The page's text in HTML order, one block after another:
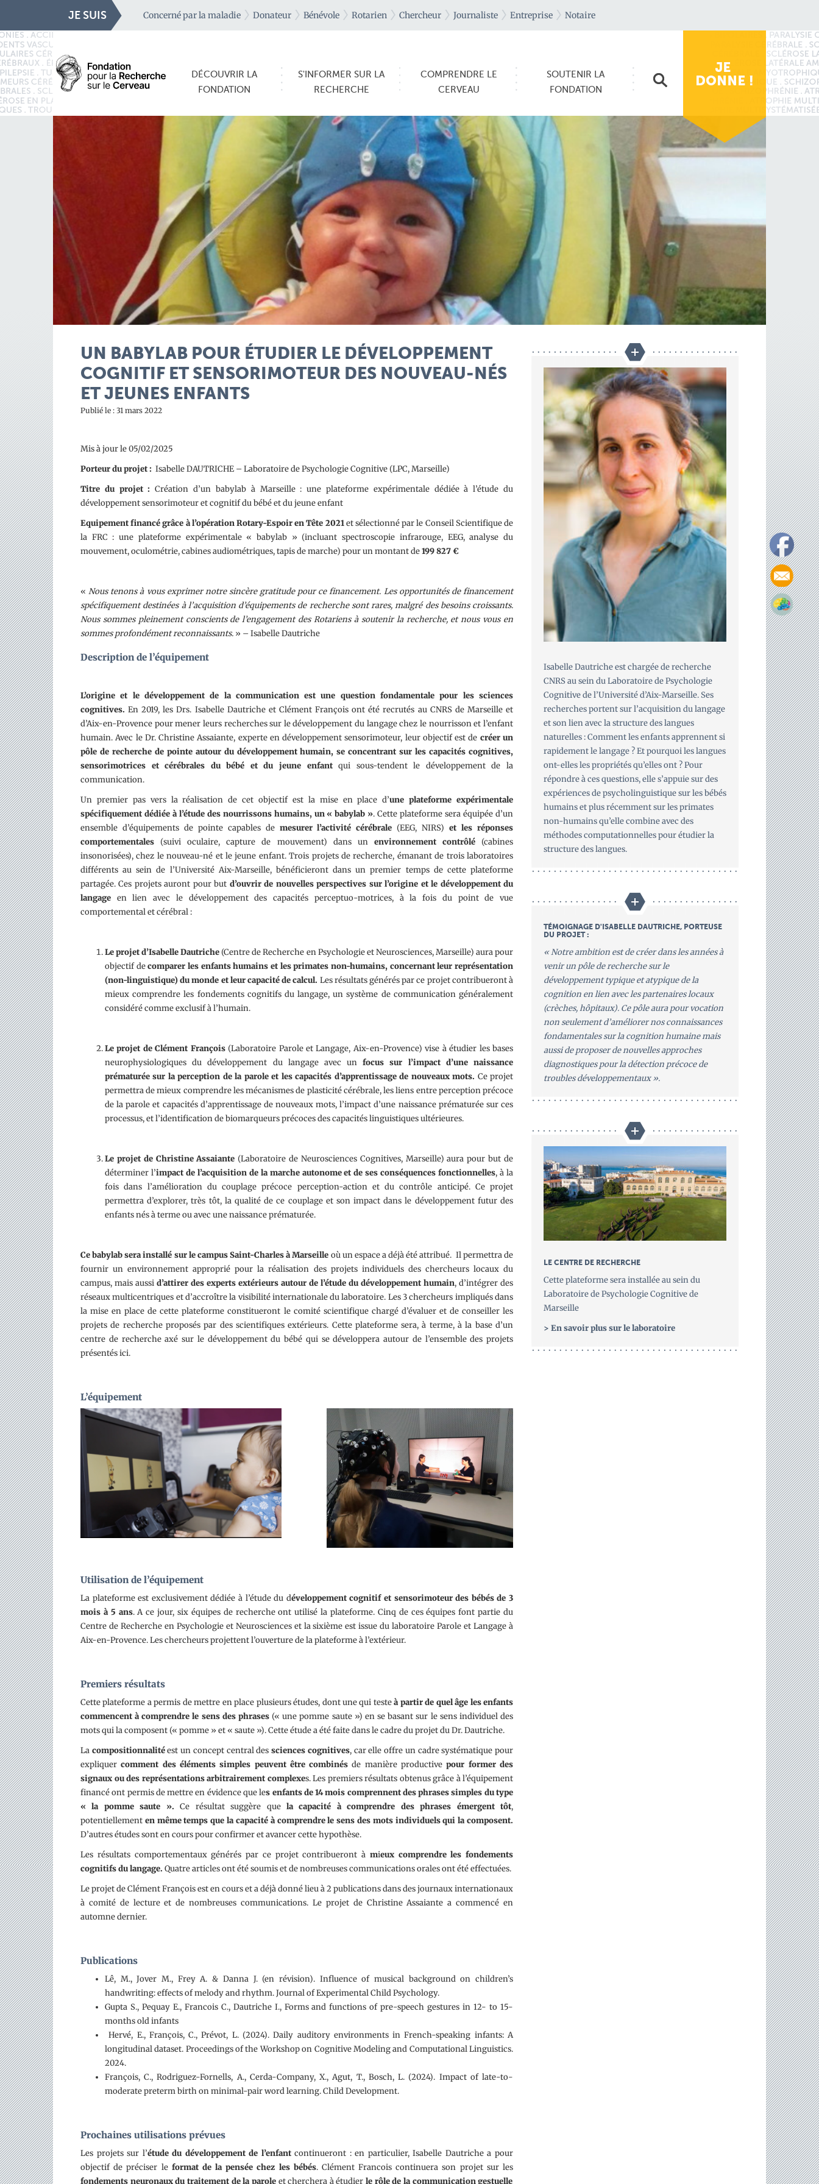
JE SUIS Concerné par la maladie Donateur Bénévole Rotarien Chercheur Journaliste Entreprise Notaire
DÉCOUVRIR LA
FONDATION
S'INFORMER SUR LA
RECHERCHE
COMPRENDRE LE
CERVEAU
SOUTENIR LA
FONDATION
UN BABYLAB POUR ÉTUDIER LE DÉVELOPPEMENT
COGNITIF ET SENSORIMOTEUR DES NOUVEAU-NÉS
ET JEUNES ENFANTS
Publié le : 31 mars 2022
Mis à jour le 05/02/2025
Porteur du projet : Isabelle DAUTRICHE – Laboratoire de Psychologie Cognitive (LPC, Marseille)
Titre du projet :Création d’un babylab à Marseille : une plateforme expérimentale dédiée à l’étude du
développement sensorimoteur et cognitif du bébé et du jeune enfant
Equipement financé grâce à l’opération Rotary-Espoir en Tête 2021et sélectionné par le Conseil Scientifique de
la FRC : une plateforme expérimentale « babylab » (incluant spectroscopie infrarouge, EEG, analyse du
mouvement, oculométrie, cabines audiométriques, tapis de marche) pour un montant de199 827 €
«Nous tenons à vous exprimer notre sincère gratitude pour ce financement. Les opportunités de financement
spécifiquement destinées à l’acquisition d’équipements de recherche sont rares, malgré des besoins croissants.
Nous sommes pleinement conscients de l’engagement des Rotariens à soutenir la recherche, et nous vous en
sommes profondément reconnaissants. » – Isabelle Dautriche
Description de l’équipement
L’origine et le développement de la communication est une question fondamentale pour les sciences
cognitives. En 2019, les Drs. Isabelle Dautriche et Clément François ont été recrutés au CNRS de Marseille et
d’Aix-en-Provence pour mener leurs recherches sur le développement du langage chez le nourrisson et l’enfant
humain. Avec le Dr. Christine Assaiante, experte en développement sensorimoteur, leur objectif est de créer un
pôle de recherche de pointe autour du développement humain,se concentrant sur les capacités cognitives,
sensorimotrices et cérébrales du bébé et du jeune enfantqui sous-tendent le développement de la
communication.
Un premier pas vers la réalisation de cet objectif est la mise en place d’une plateforme expérimentale
spécifiquement dédiée à l’étude des nourrissons humains, un « babylab ». Cette plateforme sera équipée d’un
ensemble d’équipements de pointe capables de mesurer l’activité cérébrale (EEG, NIRS)et les réponses
comportementales (suivi oculaire, capture de mouvement) dans un environnement contrôlé (cabines
insonorisées), chez le nouveau-né et le jeune enfant. Trois projets de recherche, émanant de trois laboratoires
différents au sein de l’Université Aix-Marseille, bénéficieront dans un premier temps de cette plateforme
partagée. Ces projets auront pour but d’ouvrir de nouvelles perspectives sur l’origine et le développement du
langage en lien avec le développement des capacités perceptuo-motrices, à la fois du point de vue
comportemental et cérébral :
Le projet d’Isabelle Dautriche (Centre de Recherche en Psychologie et Neurosciences, Marseille) aura pour
objectif decomparer les enfants humains et les primates non-humains, concernant leur représentation
(non-linguistique) du monde et leur capacité de calcul. Les résultats générés par ce projet contribueront à
mieux comprendre les fondements cognitifs du langage, un système de communication généralement
considéré comme exclusif à l’humain.
Le projet de Clément François(Laboratoire Parole et Langage, Aix-en-Provence) vise à étudier les bases
neurophysiologiques du développement du langage avec unfocus sur l’impact d’une naissance
prématurée sur la perception de la parole et les capacités d’apprentissagede nouveaux mots. Ce projet
permettra de mieux comprendre les mécanismes de plasticité cérébrale, les liens entre perception précoce
de la parole et capacités d’apprentissage de nouveaux mots, l’impact d’une naissance prématurée sur ces
processus, et l’identification de biomarqueurs précoces des capacités linguistiques ultérieures.
Le projet de Christine Assaiante (Laboratoire de Neurosciences Cognitives, Marseille) aura pour but de
déterminer l’impact de l’acquisition de la marche autonome et de ses conséquences fonctionnelles, à la
fois dans l’amélioration du couplage précoce perception-action et du contrôle anticipé. Ce projet
permettra d’explorer, très tôt, la qualité de ce couplage et son impact dans le développement futur des
enfants nés à terme ou avec une naissance prématurée.
Ce babylab sera installé sur le campus Saint-Charles à Marseille où un espace a déjà été attribué. Il permettra de
fournir un environnement approprié pour la réalisation des projets individuels des chercheurs locaux du
campus, mais aussi d’attirer des experts extérieurs autour de l’étude du développement humain, d’intégrer des
réseaux multicentriques et d’accroître la visibilité internationale du laboratoire. Les 3 chercheurs impliqués dans
la mise en place de cette plateforme constitueront le comité scientifique chargé d’évaluer et de conseiller les
projets de recherche proposés par des scientifiques extérieurs. Cette plateforme sera, à terme, à la base d’un
centre de recherche axé sur le développement du bébé qui se développera autour de l’ensemble des projets
présentés ici.
L’équipement
Utilisation de l’équipement
La plateforme est exclusivement dédiée à l’étude du développement cognitif et sensorimoteur des bébés de 3
mois à 5 ans. A ce jour, six équipes de recherche ont utilisé la plateforme. Cinq de ces équipes font partie du
Centre de Recherche en Psychologie et Neurosciences et la sixième est issue du laboratoire Parole et Langage à
Aix-en-Provence. Les chercheurs projettent l’ouverture de la plateforme à l’extérieur.
Premiers résultats
Cette plateforme a permis de mettre en place plusieurs études, dont une qui testeà partir de quel âge les enfants
commencent à comprendre le sens des phrases(« une pomme saute ») en se basant sur le sens individuel des
mots qui la composent (« pomme » et « saute »). Cette étude a été faite dans le cadre du projet du Dr. Dautriche.
La compositionnalitéest un concept central des sciences cognitives, car elle offre un cadre systématique pour
expliquercomment des éléments simples peuvent être combinés de manière productive pour former des
signaux ou des représentations arbitrairement complexes. Les premiers résultats obtenus grâce à l’équipement
financé ont permis de mettre en évidence que les enfants de 14 mois comprennent des phrases simples du type
« la pomme saute ». Ce résultat suggère quela capacité à comprendre des phrases émergent tôt,
potentiellement en même temps que la capacité à comprendre le sens des mots individuels qui la composent.
D’autres études sont en cours pour confirmer et avancer cette hypothèse.
Les résultats comportementaux générés par ce projet contribueront à mieux comprendre les fondements
cognitifs du langage. Quatre articles ont été soumis et de nombreuses communications orales ont été effectuées.
Le projet de Clément François est en cours et a déjà donné lieu à 2 publications dans des journaux internationaux
à comité de lecture et de nombreuses communications. Le projet de Christine Assaiante a commencé en
automne dernier.
Publications
Lê, M., Jover M., Frey A. & Danna J. (en révision). Influence of musical background on children’s
handwriting: effects of melody and rhythm. Journal of Experimental Child Psychology.
Gupta S., Pequay E., Francois C., Dautriche I., Forms and functions of pre-speech gestures in 12- to 15-
months old infants
Hervé, E., François, C., Prévot, L. (2024). Daily auditory environments in French-speaking infants: A
longitudinal dataset. Proceedings of the Workshop on Cognitive Modeling and Computational Linguistics.
2024.
François, C., Rodriguez-Fornells, A., Cerda-Company, X., Agut, T., Bosch, L. (2024). Impact of late-to-
moderate preterm birth on minimal-pair word learning. Child Development.
Prochaines utilisations prévues
Les projets sur l’étude du développement de l’enfantcontinueront : en particulier, Isabelle Dautriche a pour
objectif de préciser le format de la pensée chez les bébés. Clément Francois continuera son projet sur les
fondements neuronaux du traitement de la paroleet cherchera à étudierle rôle de la communication gestuelle
Isabelle Dautriche est chargée de recherche
CNRS au sein du Laboratoire de Psychologie
Cognitive de l’Université d’Aix-Marseille. Ses
recherches portent sur l’acquisition du langage
et son lien avec la structure des langues
naturelles : Comment les enfants apprennent si
rapidement le langage ? Et pourquoi les langues
ont-elles les propriétés qu’elles ont ? Pour
répondre à ces questions, elle s’appuie sur des
expériences de psycholinguistique sur les bébés
humains et plus récemment sur les primates
non-humains qu’elle combine avec des
méthodes computationnelles pour étudier la
structure des langues.
TÉMOIGNAGE D'ISABELLE DAUTRICHE, PORTEUSE
DU PROJET :
« Notre ambition est de créer dans les années à
venir un pôle de recherche sur le
développement typique et atypique de la
cognition en lien avec les partenaires locaux
(crèches, hôpitaux). Ce pôle aura pour vocation
non seulement d’améliorer nos connaissances
fondamentales sur la cognition humaine mais
aussi de proposer de nouvelles approches
diagnostiques pour la détection précoce de
troubles développementaux ».
LE CENTRE DE RECHERCHE
Cette plateforme sera installée au sein du
Laboratoire de Psychologie Cognitive de
Marseille
> En savoir plus sur le laboratoire